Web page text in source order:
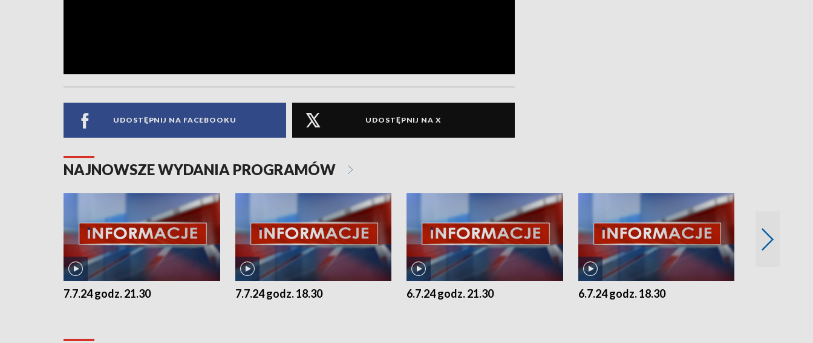
UDOSTĘPNIJ NA FACEBOOKU UDOSTĘPNIJ NA X
NAJNOWSZE WYDANIA PROGRAMÓW
7.7.24 godz. 21.30 7.7.24 godz. 18.30 6.7.24 godz. 21.30 6.7.24 godz. 18.30